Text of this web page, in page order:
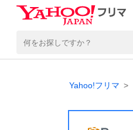
Yahoo!フリマ